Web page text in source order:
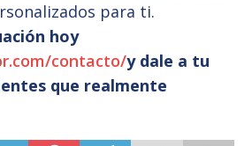
para ti.
hoy
contacto/y dale a tu
que realmente